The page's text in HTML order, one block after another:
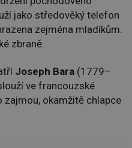
jako středověký telefon
zejména mladíkům.
zbraně.
Joseph Bara (1779–
ve francouzské
zajmou, okamžitě chlapce